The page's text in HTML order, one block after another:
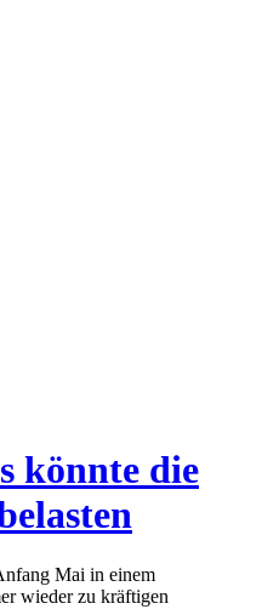
könnte die
Mai in einem
wieder zu kräftigen